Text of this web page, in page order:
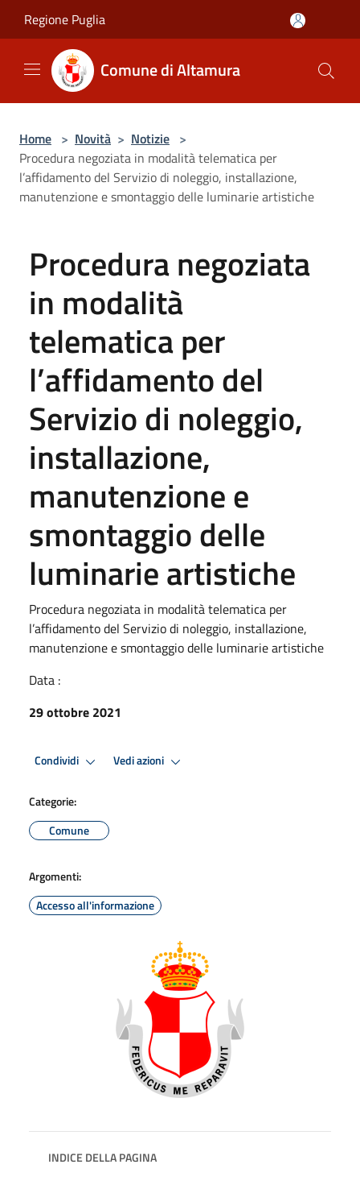
Regione Puglia
Comune di Altamura
Home > Novità > Notizie >
Procedura negoziata in modalità telematica per
l’affidamento del Servizio di noleggio, installazione,
manutenzione e smontaggio delle luminarie artistiche
Procedura negoziata
in modalità
telematica per
l’affidamento del
Servizio di noleggio,
installazione,
manutenzione e
smontaggio delle
luminarie artistiche
Procedura negoziata in modalità telematica per
l’affidamento del Servizio di noleggio, installazione,
manutenzione e smontaggio delle luminarie artistiche
Data :
29 ottobre 2021
Condividi Vedi azioni
Categorie:
Comune
Argomenti:
Accesso all'informazione
INDICE DELLA PAGINA